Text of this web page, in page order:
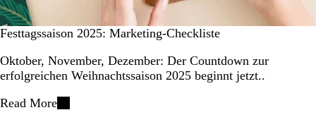
Festtagssaison 2025: Marketing-Checkliste
Oktober, November, Dezember: Der Countdown zur
erfolgreichen Weihnachtssaison 2025 beginnt jetzt..
Read More